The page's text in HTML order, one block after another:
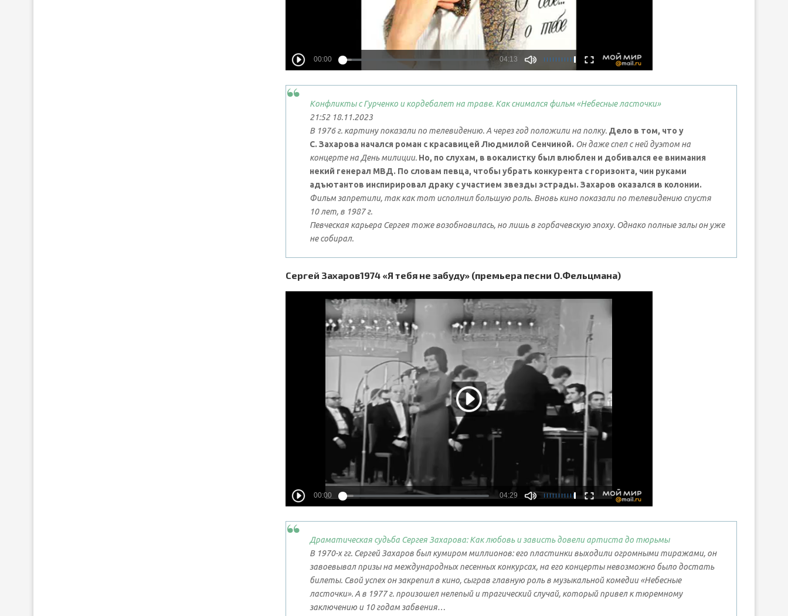
Конфликты с Гурченко и кордебалет на траве. Как снимался фильм «Небесные ласточки»
21:52 18.11.2023
В 1976 г. картину показали по телевидению. А через год положили на полку. Дело в том, что у
С. Захарова начался роман с красавицей Людмилой Сенчиной. Он даже спел с ней дуэтом на
концерте на День милиции. Но, по слухам, в вокалистку был влюблен и добивался ее внимания
некий генерал МВД. По словам певца, чтобы убрать конкурента с горизонта, чин руками
адъютантов инспирировал драку с участием звезды эстрады. Захаров оказался в колонии.
Фильм запретили, так как тот исполнил большую роль. Вновь кино показали по телевидению спустя
10 лет, в 1987 г.
Певческая карьера Сергея тоже возобновилась, но лишь в горбачевскую эпоху. Однако полные залы он уже
не собирал.
Сергей Захаров1974 «Я тебя не забуду» (премьера песни О.Фельцмана)
Драматическая судьба Сергея Захарова: Как любовь и зависть довели артиста до тюрьмы
В 1970-х гг. Сергей Захаров был кумиром миллионов: его пластинки выходили огромными тиражами, он
завоевывал призы на международных песенных конкурсах, на его концерты невозможно было достать
билеты. Свой успех он закрепил в кино, сыграв главную роль в музыкальной комедии «Небесные
ласточки». А в 1977 г. произошел нелепый и трагический случай, который привел к тюремному
заключению и 10 годам забвения…